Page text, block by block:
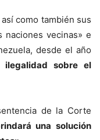
como también sus
naciones vecinas» e
desde el año
ilegalidad sobre el
de la Corte
una solución